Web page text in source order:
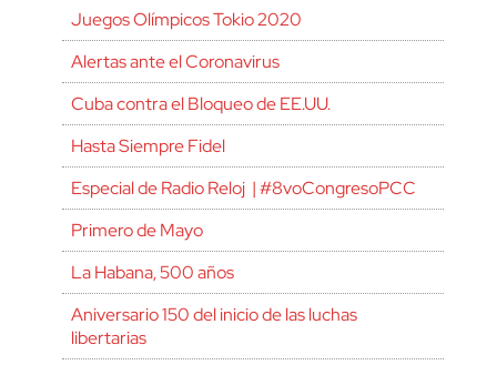
Juegos Olímpicos Tokio 2020
Alertas ante el Coronavirus
Cuba contra el Bloqueo de EE.UU.
Hasta Siempre Fidel
Especial de Radio Reloj | #8voCongresoPCC
Primero de Mayo
La Habana, 500 años
Aniversario 150 del inicio de las luchas
libertarias